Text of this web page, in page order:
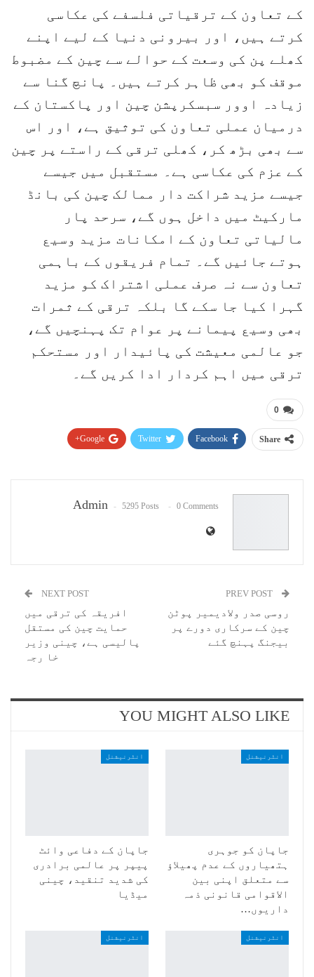
کے تعاون کے ترقیاتی فلسفے کی عکاسی
کرتے ہیں، اور بیرونی دنیا کے لیے اپنے
کھلے پن کی وسعت کے حوالے سے چین کے مضبوط
موقف کو بھی ظاہر کرتے ہیں۔ پانچ گنا سے
زیادہ اوور سبسکرپشن چین اور پاکستان کے
درمیان عملی تعاون کی توثیق ہے، اور اس
سے بھی بڑھ کر، کھلی ترقی کے راستے پر چین
کے عزم کی عکاسی ہے۔ مستقبل میں جیسے
جیسے مزید شراکت دار ممالک چین کی بانڈ
مارکیٹ میں داخل ہوں گے، سرحد پار
مالیاتی تعاون کے امکانات مزید وسیع
ہوتے جائیں گے۔ تمام فریقوں کے باہمی
تعاون سے نہ صرف عملی اشتراک کو مزید
گہرا کیا جا سکے گا بلکہ ترقی کے ثمرات
بھی وسیع پیمانے پر عوام تک پہنچیں گے،
جو عالمی معیشت کی پائیدار اور مستحکم
ترقی میں اہم کردار ادا کریں گے۔
0
Share
Facebook
Twitter
Google+
Admin 5295 Posts 0 Comments
روسی صدر ولادیمیر پوٹن
چین کے سرکاری دورے پر
بیجنگ پہنچ گئے
NEXT POST
افریقہ کی ترقی میں
حمایت چین کی مستقل
پالیسی ہے، چینی وزیر
خا رجہ
YOU MIGHT ALSO LIKE
انٹرنیشنل
جاپان کو جوہری
ہتھیاروں کے عدم پھیلاؤ
سے متعلق اپنی بین
الاقوامی قانونی ذمہ
داریوں…
انٹرنیشنل
جاپان کے دفاعی وائٹ
پیپر پر عالمی برادری
کی شدید تنقید، چینی
میڈیا
انٹرنیشنل انٹرنیشنل